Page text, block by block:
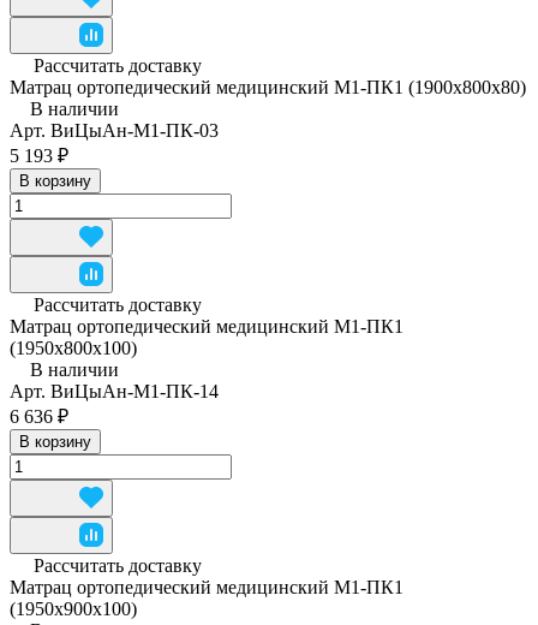
Рассчитать доставку
Матрац ортопедический медицинский М1-ПК1 (1900х800х80)
В наличии
Арт. ВиЦыАн-М1-ПК-03
5 193 ₽
В корзину
Рассчитать доставку
Матрац ортопедический медицинский М1-ПК1
(1950x800x100)
В наличии
Арт. ВиЦыАн-М1-ПК-14
6 636 ₽
В корзину
Рассчитать доставку
Матрац ортопедический медицинский М1-ПК1
(1950x900x100)